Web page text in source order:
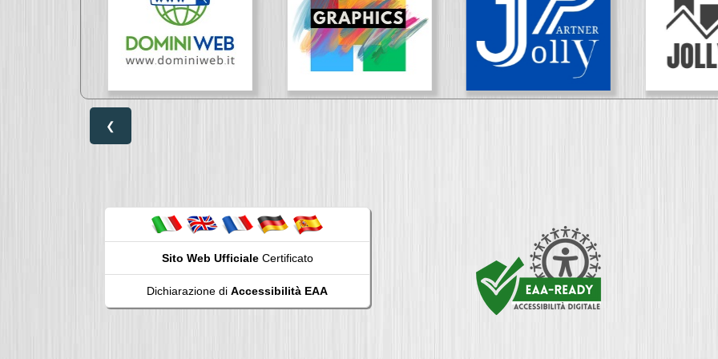
❮
Sito Web UfficialeCertificato
Dichiarazione di Accessibilità EAA